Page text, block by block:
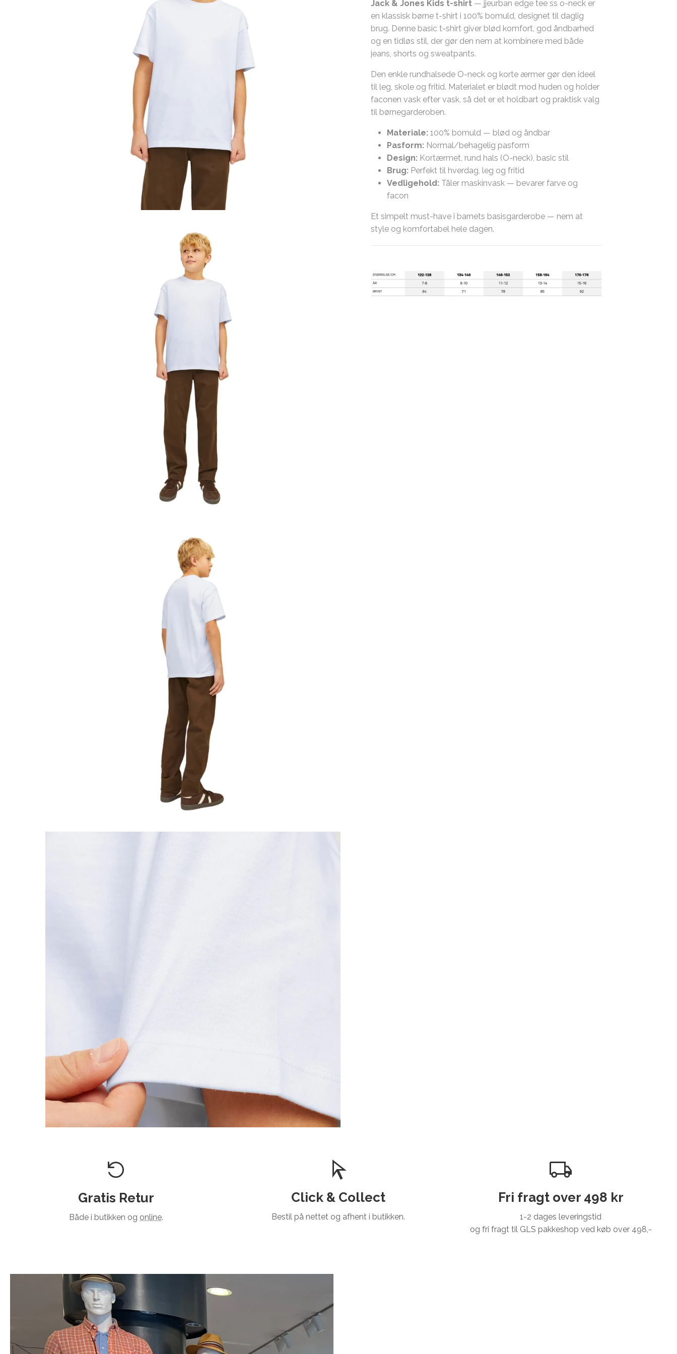
Jack & Jones Kids t-shirt — jjeurban edge tee ss o-neck er
en klassisk børne t-shirt i 100% bomuld, designet til daglig
brug. Denne basic t-shirt giver blød komfort, god åndbarhed
og en tidløs stil, der gør den nem at kombinere med både
jeans, shorts og sweatpants.
Den enkle rundhalsede O-neck og korte ærmer gør den ideel
til leg, skole og fritid. Materialet er blødt mod huden og holder
faconen vask efter vask, så det er et holdbart og praktisk valg
til børnegarderoben.
Materiale: 100% bomuld — blød og åndbar
Pasform: Normal/behagelig pasform
Design: Kortærmet, rund hals (O-neck), basic stil
Brug: Perfekt til hverdag, leg og fritid
Vedligehold: Tåler maskinvask — bevarer farve og
facon
Et simpelt must-have i barnets basisgarderobe — nem at
style og komfortabel hele dagen.
Gratis Retur
Både i butikken og online.
Click & Collect
Bestil på nettet og afhent i butikken.
Fri fragt over 498 kr
1-2 dages leveringstid
og fri fragt til GLS pakkeshop ved køb over 498,-